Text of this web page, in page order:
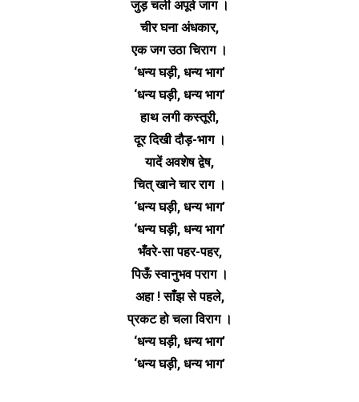
जुड़ चली अपूर्व जाग ।
चीर घना अंधकार,
एक जग उठा चिराग ।
‘धन्य घड़ी, धन्य भाग’
‘धन्य घड़ी, धन्य भाग’
हाथ लगी कस्तूरी,
दूर दिखी दौड़-भाग ।
यादें अवशेष द्वेष,
चित् खाने चार राग ।
‘धन्य घड़ी, धन्य भाग’
‘धन्य घड़ी, धन्य भाग’
भँवरे-सा पहर-पहर,
पिऊँ स्वानुभव पराग ।
अहा ! साँझ से पहले,
प्रकट हो चला विराग ।
‘धन्य घड़ी, धन्य भाग’
‘धन्य घड़ी, धन्य भाग’